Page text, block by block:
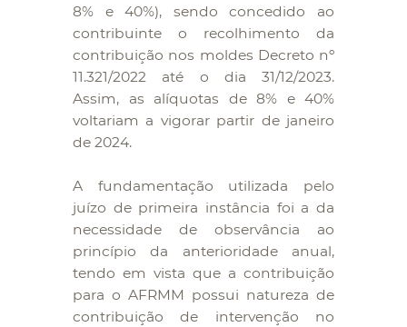
8% e 40%), sendo concedido ao
contribuinte o recolhimento da
contribuição nos moldes Decreto nº
11.321/2022 até o dia 31/12/2023.
Assim, as alíquotas de 8% e 40%
voltariam a vigorar partir de janeiro
de 2024.
A fundamentação utilizada pelo
juízo de primeira instância foi a da
necessidade de observância ao
princípio da anterioridade anual,
tendo em vista que a contribuição
para o AFRMM possui natureza de
contribuição de intervenção no